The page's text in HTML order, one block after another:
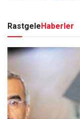
RastgeleHaberler